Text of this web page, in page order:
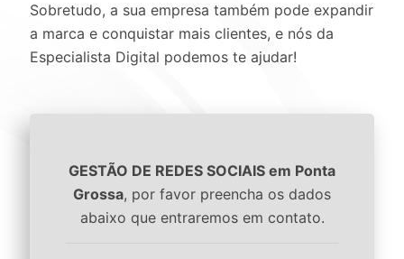
Sobretudo, a sua empresa também pode expandir
a marca e conquistar mais clientes, e nós da
Especialista Digital podemos te ajudar!
GESTÃO DE REDES SOCIAIS em Ponta
Grossa, por favor preencha os dados
abaixo que entraremos em contato.